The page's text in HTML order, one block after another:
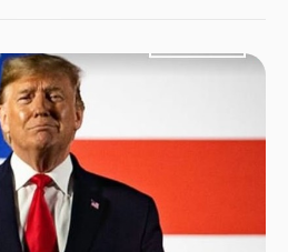
대책을 제시했다. 사회는 권순우 더밀크